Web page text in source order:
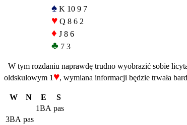
♠ K 10 9 7
♥ Q 8 6 2
♦ J 8 6
♣ 7 3
W tym rozdaniu naprawdę trudno wyobrazić sobie
oldskulowym 1 ♥, wymiana informacji będzie trwała
W N E
S
1BA pas
3BA pas